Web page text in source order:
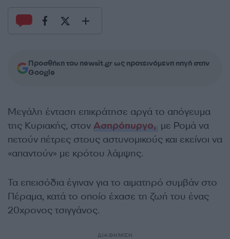
Προσθήκη του newsit.gr ως προτεινόμενη πηγή στην
Google
Μεγάλη ένταση επικράτησε αργά το απόγευμα
της Κυριακής, στον Ασπρόπυργο, με Ρομά να
πετούν πέτρες στους αστυνομικούς και εκείνοι να
«απαντούν» με κρότου λάμψης.
Τα επεισόδια έγιναν για το αιματηρό συμβάν στο
Πέραμα, κατά το οποίο έχασε τη ζωή του ένας
20χρονος τσιγγάνος.
ΔΙΑΦΗΜΙΣΗ